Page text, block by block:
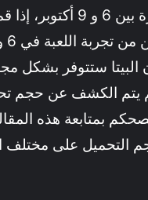
اللعبة ستتوفر في
لم يتم الكشف عن حجم
بمتابعة هذه
التحميل على